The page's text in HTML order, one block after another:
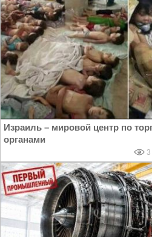
Израиль – мировой центр по
органами
3